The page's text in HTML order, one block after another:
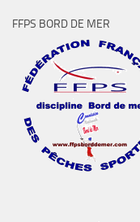
FFPS BORD DE MER